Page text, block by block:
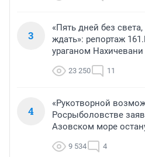
3
«Пять дней без
ждать»: репортаж
ураганом Нахичевани
23 250 11
4
«Рукотворной
Росрыболовстве
Азовском море
9 534 4